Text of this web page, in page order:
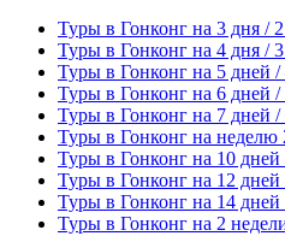
Туры в Гонконг на 3 дня /
Туры в Гонконг на 4 дня /
Туры в Гонконг на 5 дней
Туры в Гонконг на 6 дней /
Туры в Гонконг на 7 дней /
Туры в Гонконг на неделю
Туры в Гонконг на 10 дней
Туры в Гонконг на 12 дней
Туры в Гонконг на 14 дней
Туры в Гонконг на 2